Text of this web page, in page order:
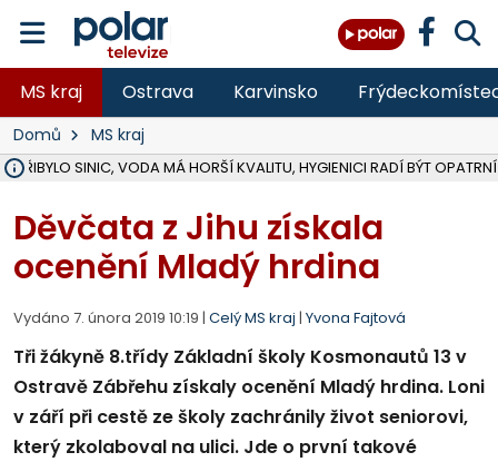
MS kraj Ostrava Karvinsko
Domů MS kraj
PŘIBYLO SINIC, VODA MÁ HORŠÍ KVALITU, HYGIENICI RADÍ BÝT OPATRNÍ
Děvčata z Jihu získala
ocenění Mladý hrdina
Vydáno 7. února 2019 10:19 | Celý MS kraj | Yvona Fajtová
Tři žákyně 8.třídy Základní školy Kosmonautů 13 v
Ostravě Zábřehu získaly ocenění Mladý hrdina. Loni
v září při cestě ze školy zachránily život seniorovi,
který zkolaboval na ulici. Jde o první takové